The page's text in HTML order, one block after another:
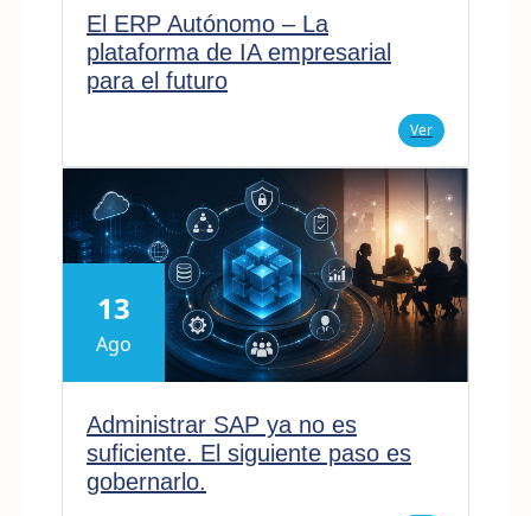
El ERP Autónomo – La
plataforma de IA empresarial
para el futuro
Ver
13
Ago
Administrar SAP ya no es
suficiente. El siguiente paso es
gobernarlo.